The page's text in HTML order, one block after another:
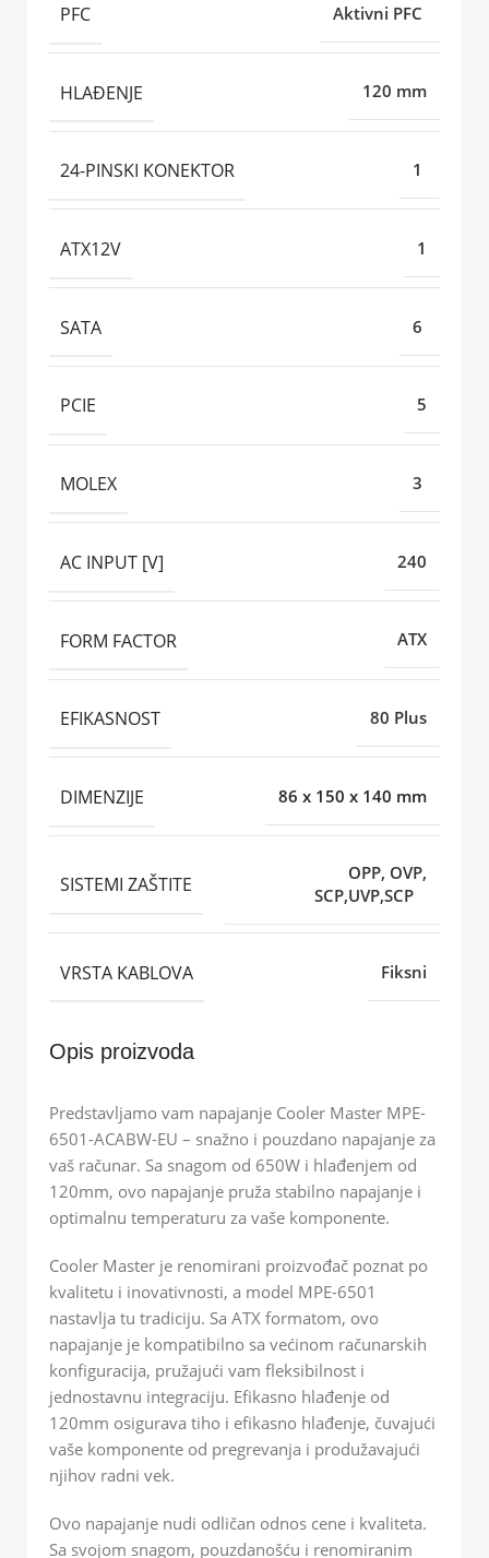
PFC Aktivni PFC
HLAĐENJE 120 mm
24-PINSKI KONEKTOR 1
ATX12V 1
SATA 6
PCIE 5
MOLEX 3
AC INPUT [V] 240
FORM FACTOR ATX
EFIKASNOST 80 Plus
DIMENZIJE 86 x 150 x 140 mm
SISTEMI ZAŠTITE
OPP, OVP,
SCP,UVP,SCP
VRSTA KABLOVA Fiksni
Opis proizvoda
Predstavljamo vam napajanje Cooler Master MPE-
6501-ACABW-EU – snažno i pouzdano napajanje za
vaš računar. Sa snagom od 650W i hlađenjem od
120mm, ovo napajanje pruža stabilno napajanje i
optimalnu temperaturu za vaše komponente.
Cooler Master je renomirani proizvođač poznat po
kvalitetu i inovativnosti, a model MPE-6501
nastavlja tu tradiciju. Sa ATX formatom, ovo
napajanje je kompatibilno sa većinom računarskih
konfiguracija, pružajući vam fleksibilnost i
jednostavnu integraciju. Efikasno hlađenje od
120mm osigurava tiho i efikasno hlađenje, čuvajući
vaše komponente od pregrevanja i produžavajući
njihov radni vek.
Ovo napajanje nudi odličan odnos cene i kvaliteta.
Sa svojom snagom, pouzdanošću i renomiranim